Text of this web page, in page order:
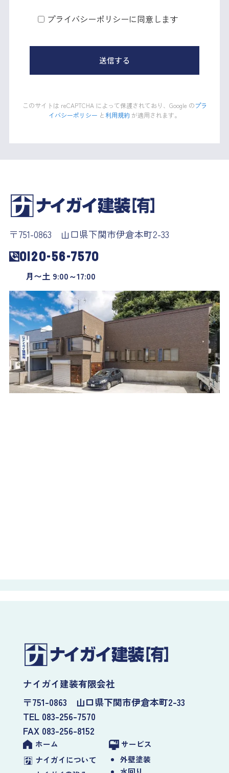
プライバシーポリシーに同意します
送信する
このサイトは reCAPTCHA によって保護されており、Google のプラ
イバシーポリシー と利用規約 が適用されます。
〒751-0863 山口県下関市伊倉本町2-33
0120-56-7570
月〜土 9:00～17:00
ナイガイ建装有限会社
〒751-0863 山口県下関市伊倉本町2-33
TEL 083-256-7570
FAX 083-256-8152
ホーム
ナイガイについて
サービス
外壁塗装